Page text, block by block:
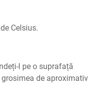
Celsius.
l pe o suprafață
de aproximativ